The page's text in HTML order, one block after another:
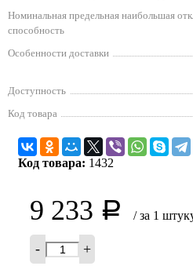
Номинальная предельная наибольшая
способность
Особенности доставки
Доступность
Код товара
Код товара: 1432
9 233 Р / за 1
- +